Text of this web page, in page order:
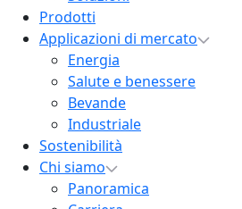
Prodotti
Applicazioni di mercato
Energia
Salute e benessere
Bevande
Industriale
Sostenibilità
Chi siamo
Panoramica